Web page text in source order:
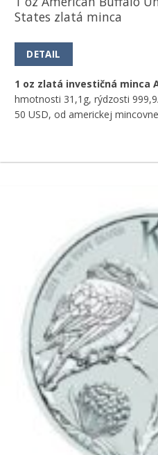
States zlatá minca
DETAIL
1 oz zlatá investičná minca
hmotnosti 31,1g, rýdzosti
50 USD, od americkej